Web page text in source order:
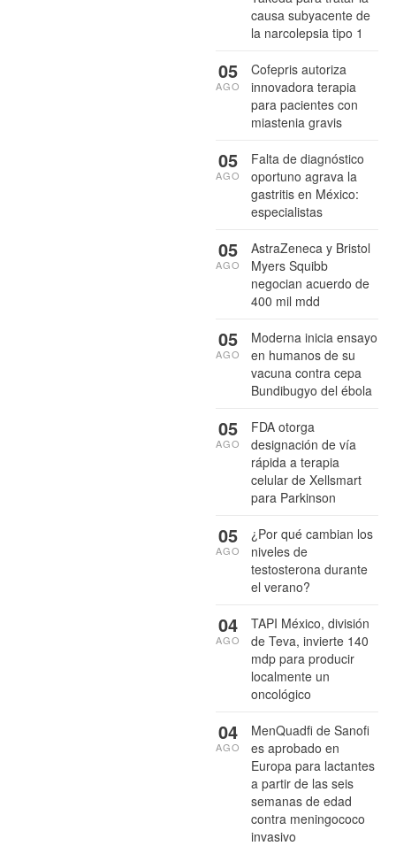
causa subyacente de
la narcolepsia tipo 1
Cofepris autoriza
innovadora terapia
para pacientes con
miastenia gravis
05
AGO
Falta de diagnóstico
oportuno agrava la
gastritis en México:
especialistas
05
AGO
AstraZeneca y Bristol
Myers Squibb
negocian acuerdo de
400 mil mdd
05
AGO
Moderna inicia ensayo
en humanos de su
vacuna contra cepa
Bundibugyo del ébola
05
AGO
FDA otorga
designación de vía
rápida a terapia
celular de Xellsmart
para Parkinson
05
AGO
¿Por qué cambian los
niveles de
testosterona durante
el verano?
05
AGO
TAPI México, división
de Teva, invierte 140
mdp para producir
localmente un
oncológico
04
AGO
MenQuadfi de Sanofi
es aprobado en
Europa para lactantes
a partir de las seis
semanas de edad
contra meningococo
invasivo
04
AGO